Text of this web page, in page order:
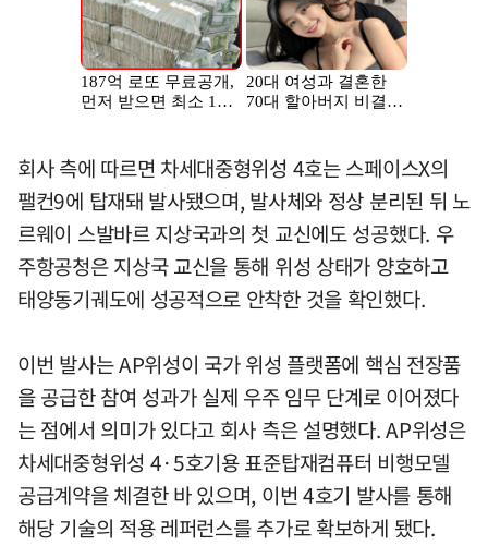
회사 측에 따르면 차세대중형위성 4호는 스페이스X의
팰컨9에 탑재돼 발사됐으며, 발사체와 정상 분리된 뒤 노
르웨이 스발바르 지상국과의 첫 교신에도 성공했다. 우
주항공청은 지상국 교신을 통해 위성 상태가 양호하고
태양동기궤도에 성공적으로 안착한 것을 확인했다.
이번 발사는 AP위성이 국가 위성 플랫폼에 핵심 전장품
을 공급한 참여 성과가 실제 우주 임무 단계로 이어졌다
는 점에서 의미가 있다고 회사 측은 설명했다. AP위성은
차세대중형위성 4·5호기용 표준탑재컴퓨터 비행모델
공급계약을 체결한 바 있으며, 이번 4호기 발사를 통해
해당 기술의 적용 레퍼런스를 추가로 확보하게 됐다.